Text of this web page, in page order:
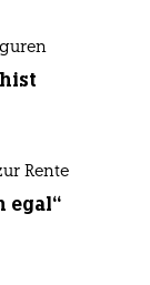
Rente
egal“